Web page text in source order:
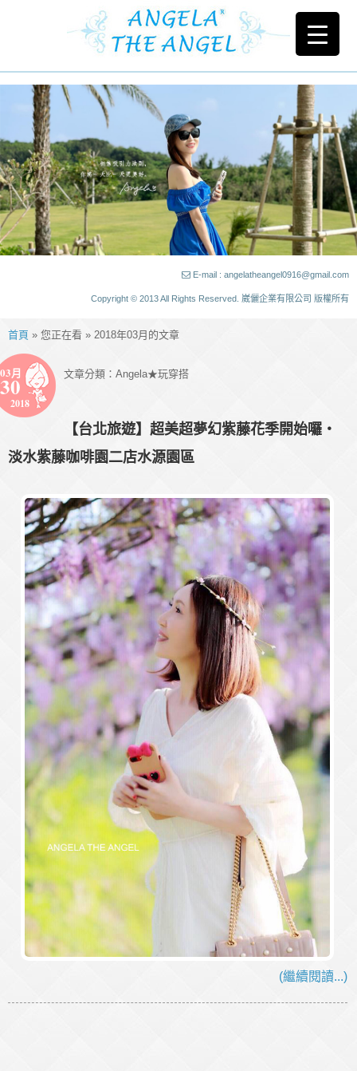
E-mail : angelatheangel0916@gmail.com
Copyright © 2013 All Rights Reserved. 崴儷企業有限公司 版權所有
首頁 » 您正在看 » 2018年03月的文章
03月
30
2018
文章分類： Angela★玩穿搭
【台北旅遊】超美超夢幻紫藤花季開始囉・
淡水紫藤咖啡園二店水源園區
(繼續閱讀...)